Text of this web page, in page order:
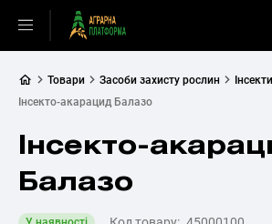
Товари Засоби захисту рослин
Інсекто-акарацид Балазо
Інсекто-
Балазо